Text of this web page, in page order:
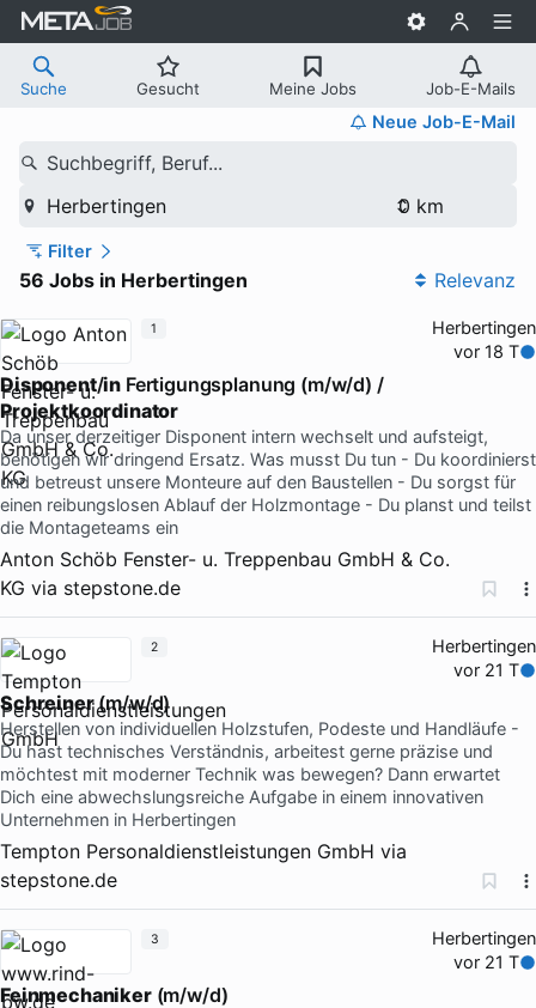
Suche Gesucht Meine Jobs Job-E-Mails
Neue Job-E-Mail
Suchbegriff, Beruf...
Herbertingen
Filter
56 Jobs in Herbertingen Relevanz
Herbertingen
vor 18 T
Disponent/in Fertigungsplanung (m/w/d) /
Projektkoordinator
Da unser derzeitiger Disponent intern wechselt und aufsteigt,
benötigen wir dringend Ersatz. Was musst Du tun - Du koordinierst
und betreust unsere Monteure auf den Baustellen - Du sorgst für
einen reibungslosen Ablauf der Holzmontage - Du planst und teilst
die Montageteams ein
Anton Schöb Fenster- u. Treppenbau GmbH & Co.
KG via stepstone.de
1
Herbertingen
vor 21 T
Schreiner(m/w/d)
Herstellen von individuellen Holzstufen, Podeste und Handläufe -
Du hast technisches Verständnis, arbeitest gerne präzise und
möchtest mit moderner Technik was bewegen? Dann erwartet
Dich eine abwechslungsreiche Aufgabe in einem innovativen
Unternehmen in Herbertingen
Tempton Personaldienstleistungen GmbH via
stepstone.de
2
Herbertingen
vor 21 T
Feinmechaniker(m/w/d)
3